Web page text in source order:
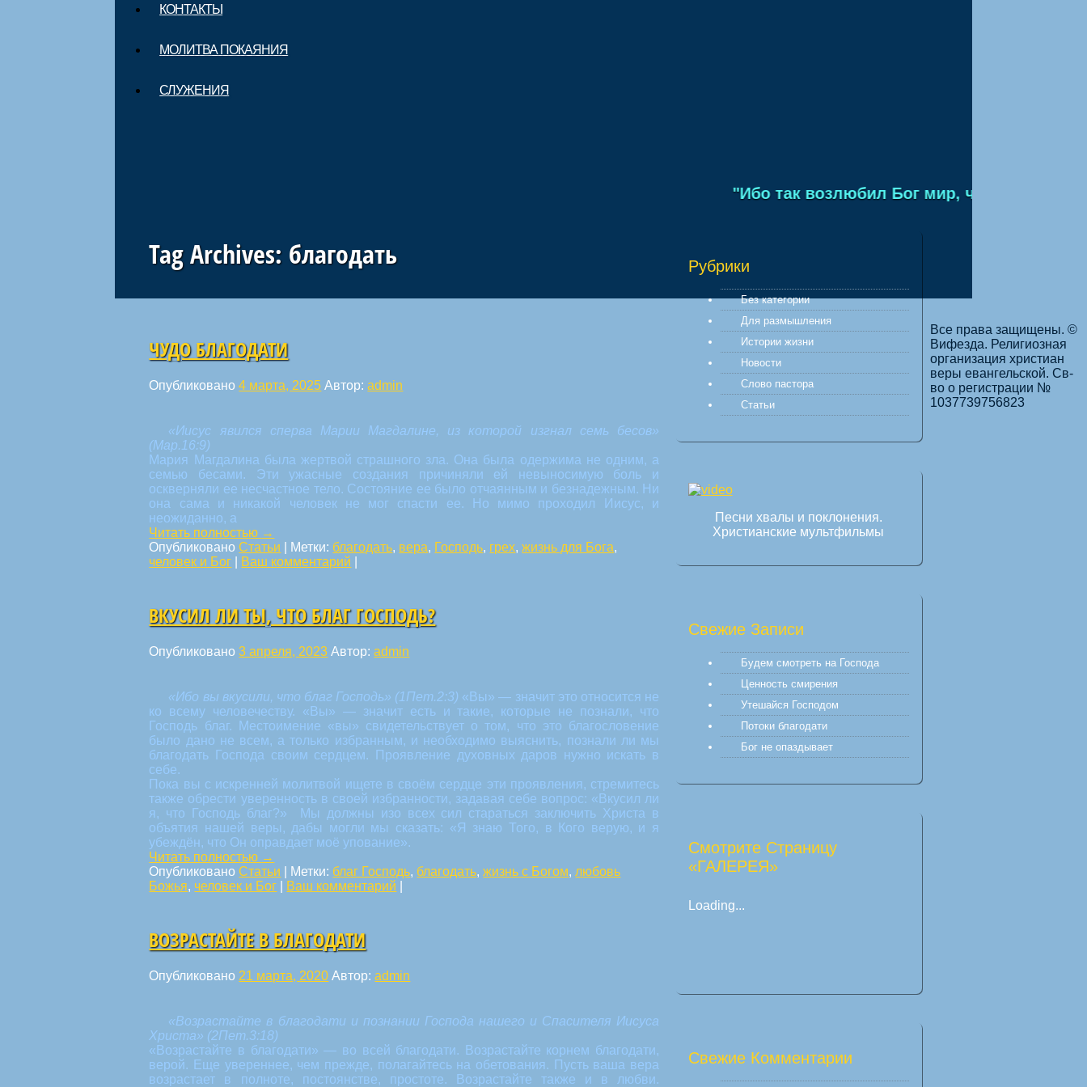
КОНТАКТЫ
МОЛИТВА ПОКАЯНИЯ
СЛУЖЕНИЯ
"Ибо так возлюбил Бог мир, что отдал
Tag Archives: благодать
Навигация по статьям
ЧУДО БЛАГОДАТИ
Опубликовано4 марта, 2025 Автор:admin
«Иисус явился сперва Марии Магдалине, из которой изгнал семь бесов»
(Мар.16:9)
Мария Магдалина была жертвой страшного зла. Она была одержима не одним, а
семью бесами. Эти ужасные создания причиняли ей невыносимую боль и
оскверняли ее несчастное тело. Состояние ее было отчаянным и безнадежным. Ни
она сама и никакой человек не мог спасти ее. Но мимо проходил Иисус, и
неожиданно, а
Читать полностью →
ОпубликованоСтатьи Метки: благодать, вера, Господь, грех,жизнь для Бога,
человек и Бог
Ваш комментарий
ВКУСИЛ ЛИ ТЫ, ЧТО БЛАГ ГОСПОДЬ?
Опубликовано3 апреля, 2023 Автор:admin
«Ибо вы вкусили, что благ Господь» (1Пет.2:3) «Вы» — значит это относится не
ко всему человечеству. «Вы» — значит есть и такие, которые не познали, что
Господь благ. Местоимение «вы» свидетельствует о том, что это благословение
было дано не всем, а только избранным, и необходимо выяснить, познали ли мы
благодать Господа своим сердцем. Проявление духовных даров нужно искать в
себе.
Пока вы с искренней молитвой ищете в своём сердце эти проявления, стремитесь
также обрести уверенность в своей избранности, задавая себе вопрос: «Вкусил ли
я, что Господь благ?» Мы должны изо всех сил стараться заключить Христа в
объятия нашей веры, дабы могли мы сказать: «Я знаю Того, в Кого верую, и я
убеждён, что Он оправдает моё упование».
Читать полностью →
ОпубликованоСтатьи Метки: благ Господь, благодать,жизнь с Богом, любовь
Божья, человек и Бог Ваш комментарий
ВОЗРАСТАЙТЕ В БЛАГОДАТИ
Опубликовано 21 марта, 2020 Автор:admin
«Возрастайте в благодати и познании Господа нашего и Спасителя Иисуса
Христа» (2Пет.3:18)
«Возрастайте в благодати» — во всей благодати. Возрастайте корнем благодати,
верой. Еще увереннее, чем прежде, полагайтесь на обетования. Пусть ваша вера
возрастает в полноте, постоянстве, простоте. Возрастайте также и в любви.
Рубрики
Без категории
Для размышления
Истории жизни
Новости
Слово пастора
Статьи
Песни хвалы и поклонения.
Христианские мультфильмы
Свежие Записи
Будем смотреть на Господа
Ценность смирения
Утешайся Господом
Потоки благодати
Бог не опаздывает
Смотрите Страницу
«ГАЛЕРЕЯ»
Loading...
Свежие Комментарии
Все права защищены. ©
Вифезда. Религиозная
организация христиан
веры евангельской. Св-
во о регистрации №
1037739756823